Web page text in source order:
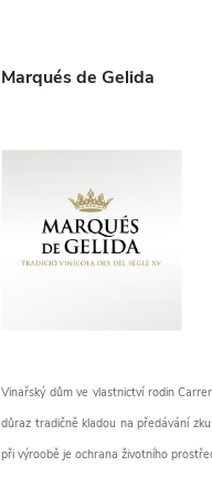
Marqués de Gelida
Vinařský dům ve vlastnictví rodin
důraz tradičně kladou na předávání
při výroobě je ochrana životního